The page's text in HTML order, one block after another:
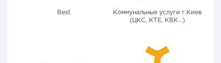
Best
Коммунальные услуги г.Киев
(ЦКС, КТЕ, КВК...)